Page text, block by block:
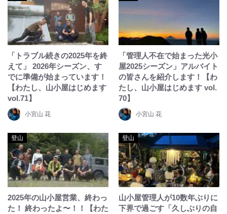
「トラブル続きの2025年を終
えて」 2026年シーズン、す
でに準備が始まっています！
【わたし、山小屋はじめます
vol.71】
小宮山 花
「管理人不在で始まった光小
屋2025シーズン」アルバイト
の皆さんを紹介します！【わ
たし、山小屋はじめます vol.
70】
小宮山 花
登山
2025年の山小屋営業、終わっ
た！ 終わったよ〜！！【わた
登山
山小屋管理人が10数年ぶりに
下界で過ごす「久しぶりの自